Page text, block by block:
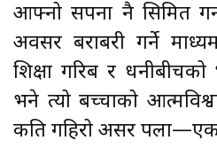
आफ्नो सपना नै सिमित
अवसर बराबरी गर्ने
शिक्षा गरिब र
भने त्यो बच्चाको
कति गहिरो असर